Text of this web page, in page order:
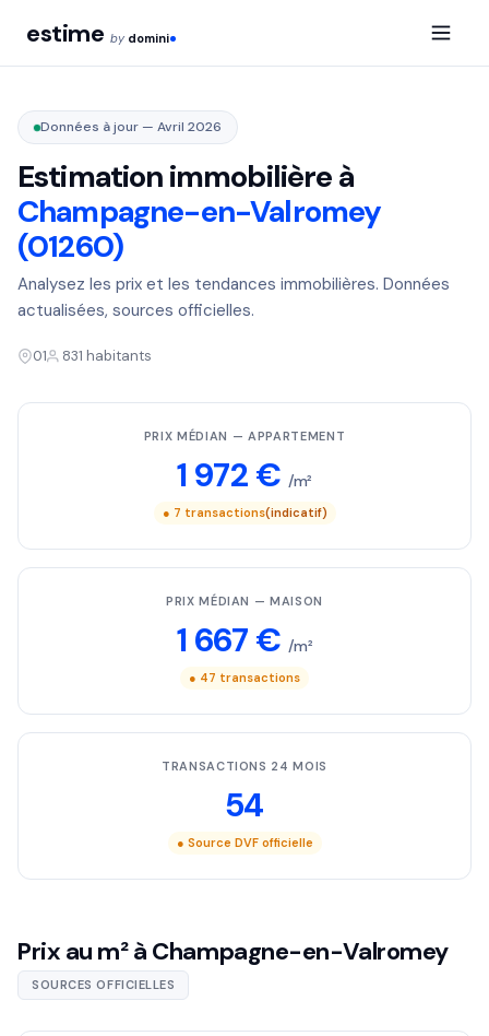
estime by domini
Données à jour — Avril 2026
Estimation immobilière à
Champagne-en-Valromey
(01260)
Analysez les prix et les tendances immobilières. Données
actualisées, sources officielles.
01 831 habitants
PRIX MÉDIAN — APPARTEMENT
1 972 € /m²
● 7 transactions(indicatif)
PRIX MÉDIAN — MAISON
1 667 € /m²
● 47 transactions
TRANSACTIONS 24 MOIS
54
● Source DVF officielle
Prix au m² à Champagne-en-Valromey
SOURCES OFFICIELLES